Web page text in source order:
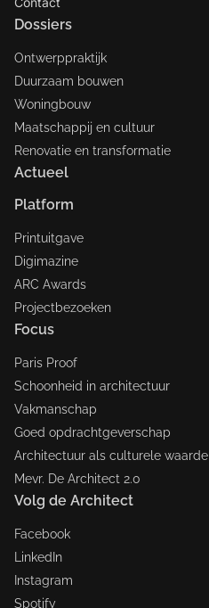
Dossiers
Ontwerppraktijk
Duurzaam bouwen
Woningbouw
Maatschappij en cultuur
Renovatie en transformatie
Actueel
Platform
Printuitgave
Digimazine
ARC Awards
Projectbezoeken
Focus
Paris Proof
Schoonheid in architectuur
Vakmanschap
Goed opdrachtgeverschap
Architectuur als culturele waarde
Mevr. De Architect 2.0
Volg de Architect
Facebook
LinkedIn
Instagram
Spotify